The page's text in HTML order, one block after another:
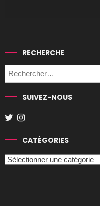
RECHERCHE
SUIVEZ-NOUS
CATÉGORIES
Catégories